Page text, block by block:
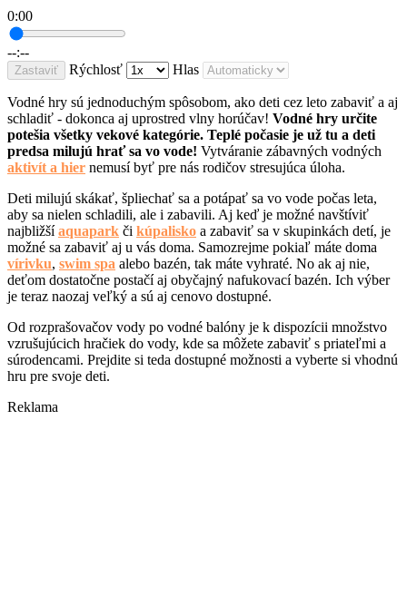
0:00
--:--
Zastaviť Rýchlosť Hlas
Vodné hry sú jednoduchým spôsobom, ako deti cez leto zabaviť a aj
schladiť - dokonca aj uprostred vlny horúčav! Vodné hry určite
potešia všetky vekové kategórie. Teplé počasie je už tu a deti
predsa milujú hrať sa vo vode! Vytváranie zábavných vodných
aktivít a hier nemusí byť pre nás rodičov stresujúca úloha.
Deti milujú skákať, špliechať sa a potápať sa vo vode počas leta,
aby sa nielen schladili, ale i zabavili. Aj keď je možné navštíviť
najbližšíaquapark či kúpalisko a zabaviť sa v skupinkách detí, je
možné sa zabaviť aj u vás doma. Samozrejme pokiaľ máte doma
vírivku, swim spa alebo bazén, tak máte vyhraté. No ak aj nie,
deťom dostatočne postačí aj obyčajný nafukovací bazén. Ich výber
je teraz naozaj veľký a sú aj cenovo dostupné.
Od rozprašovačov vody po vodné balóny je k dispozícii množstvo
vzrušujúcich hračiek do vody, kde sa môžete zabaviť s priateľmi a
súrodencami. Prejdite si teda dostupné možnosti a vyberte si vhodnú
hru pre svoje deti.
Reklama